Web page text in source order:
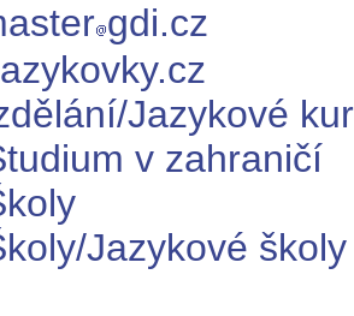
gdi.cz
Jazykové
v zahraničí
Jazykové školy